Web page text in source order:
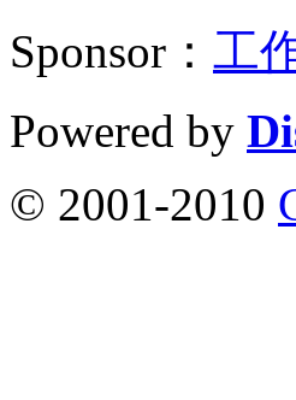
Sponsor： 工
Powered by
© 2001-2010